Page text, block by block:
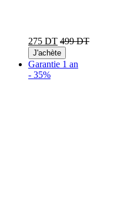
275 DT 499 DT
J'achète
Garantie 1 an
- 35%